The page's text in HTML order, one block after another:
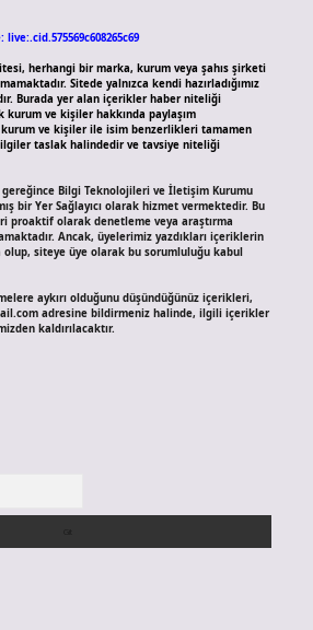
live:.cid.575569c608265c69
herhangi bir marka, kurum veya şahıs şirketi
Sitede yalnızca kendi hazırladığımız
Burada yer alan içerikler haber niteliği
kurum ve kişiler hakkında paylaşım
kurum ve kişiler ile isim benzerlikleri tamamen
taslak halindedir ve tavsiye niteliği
gereğince Bilgi Teknolojileri ve İletişim Kurumu
bir Yer Sağlayıcı olarak hizmet vermektedir. Bu
proaktif olarak denetleme veya araştırma
Ancak, üyelerimiz yazdıkları içeriklerin
siteye üye olarak bu sorumluluğu kabul
aykırı olduğunu düşündüğünüz içerikleri,
adresine bildirmeniz halinde, ilgili içerikler
kaldırılacaktır.